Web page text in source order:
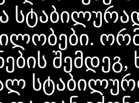
.
შემდეგ,